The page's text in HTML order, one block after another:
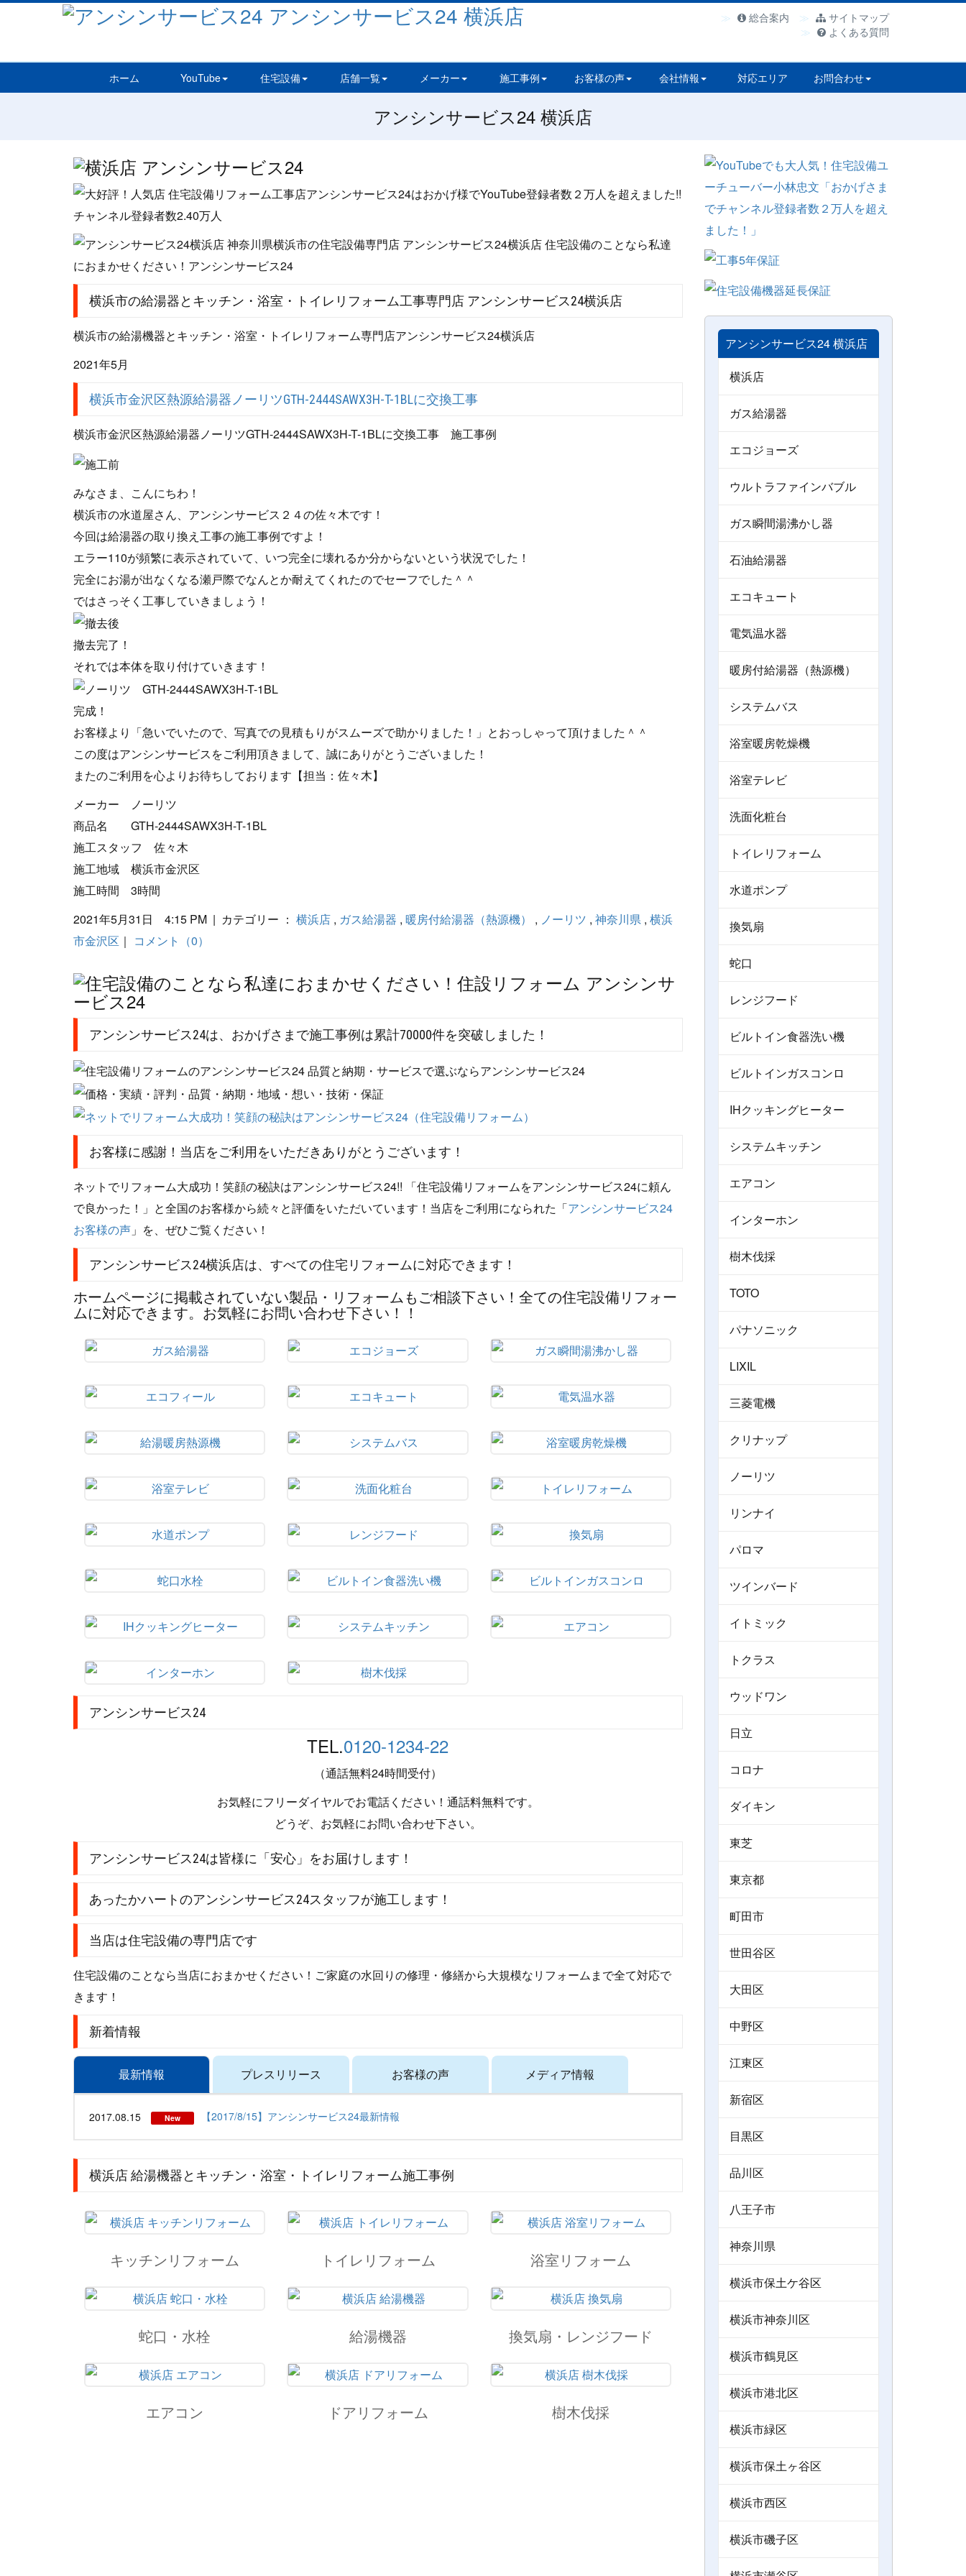
総合案内
サイトマップ
よくある質問
ホーム YouTube 住宅設備 店舗一覧 メーカー 施工事例 お客様の声 会社情報 対応エリア お問合わせ
アンシンサービス24 横浜店
横浜市の給湯器とキッチン・浴室・トイレリフォーム工事専門店 アンシンサービス24横浜店
横浜市の給湯機器とキッチン・浴室・トイレリフォーム専門店アンシンサービス24横浜店
2021年5月
横浜市金沢区熱源給湯器ノーリツGTH-2444SAWX3H-T-1BLに交換工事
横浜市金沢区熱源給湯器ノーリツGTH-2444SAWX3H-T-1BLに交換工事 施工事例
みなさま、こんにちわ！
横浜市の水道屋さん、アンシンサービス２４の佐々木です！
今回は給湯器の取り換え工事の施工事例ですよ！
エラー110が頻繁に表示されていて、いつ完全に壊れるか分からないという状況でした！
完全にお湯が出なくなる瀬戸際でなんとか耐えてくれたのでセーフでした＾＾
ではさっそく工事していきましょう！
撤去完了！
それでは本体を取り付けていきます！
完成！
お客様より「急いでいたので、写真での見積もりがスムーズで助かりました！」とおっしゃって頂けました＾＾
この度はアンシンサービスをご利用頂きまして、誠にありがとうございました！
またのご利用を心よりお待ちしております【担当：佐々木】
メーカー ノーリツ
商品名 GTH-2444SAWX3H-T-1BL
施工スタッフ 佐々木
施工地域 横浜市金沢区
施工時間 3時間
2021年5月31日 4:15 PM | カテゴリー ： 横浜店 , ガス給湯器 , 暖房付給湯器（熱源機） , ノーリツ , 神奈川県 , 横浜
市金沢区 ｜ コメント（0）
アンシンサービス24は、おかげさまで施工事例は累計70000件を突破しました！
お客様に感謝！当店をご利用をいただきありがとうございます！
ネットでリフォーム大成功！笑顔の秘訣はアンシンサービス24!! 「住宅設備リフォームをアンシンサービス24に頼ん
で良かった！」と全国のお客様から続々と評価をいただいています！当店をご利用になられた「アンシンサービス24
お客様の声 」を、ぜひご覧ください！
アンシンサービス24横浜店は、すべての住宅リフォームに対応できます！
ホームページに掲載されていない製品・リフォームもご相談下さい！全ての住宅設備リフォー
ムに対応できます。お気軽にお問い合わせ下さい！！
アンシンサービス24
TEL.0120-1234-22
（通話無料24時間受付）
お気軽にフリーダイヤルでお電話ください！通話料無料です。
どうぞ、お気軽にお問い合わせ下さい。
アンシンサービス24は皆様に「安心」をお届けします！
あったかハートのアンシンサービス24スタッフが施工します！
当店は住宅設備の専門店です
住宅設備のことなら当店におまかせください！ご家庭の水回りの修理・修繕から大規模なリフォームまで全て対応で
きます！
新着情報
最新情報 プレスリリース お客様の声 メディア情報
2017.08.15 New 【2017/8/15】アンシンサービス24最新情報
横浜店 給湯機器とキッチン・浴室・トイレリフォーム施工事例
キッチンリフォーム トイレリフォーム 浴室リフォーム
蛇口・水栓 給湯機器 換気扇・レンジフード
エアコン ドアリフォーム 樹木伐採
アンシンサービス24 横浜店
横浜店
ガス給湯器
エコジョーズ
ウルトラファインバブル
ガス瞬間湯沸かし器
石油給湯器
エコキュート
電気温水器
暖房付給湯器（熱源機）
システムバス
浴室暖房乾燥機
浴室テレビ
洗面化粧台
トイレリフォーム
水道ポンプ
換気扇
蛇口
レンジフード
ビルトイン食器洗い機
ビルトインガスコンロ
IHクッキングヒーター
システムキッチン
エアコン
インターホン
樹木伐採
TOTO
パナソニック
LIXIL
三菱電機
クリナップ
ノーリツ
リンナイ
パロマ
ツインバード
イトミック
トクラス
ウッドワン
日立
コロナ
ダイキン
東芝
東京都
町田市
世田谷区
大田区
中野区
江東区
新宿区
目黒区
品川区
八王子市
神奈川県
横浜市保土ケ谷区
横浜市神奈川区
横浜市鶴見区
横浜市港北区
横浜市緑区
横浜市保土ヶ谷区
横浜市西区
横浜市磯子区